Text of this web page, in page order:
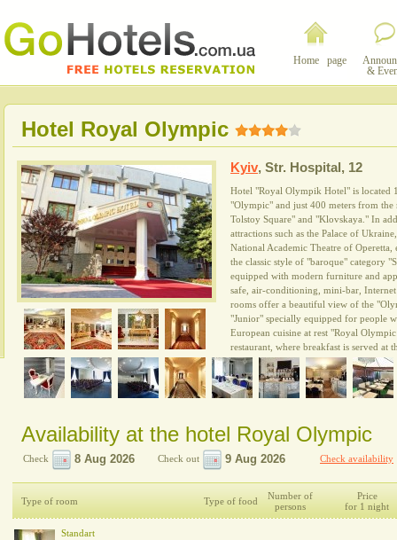
Home page
&
Hotel Royal Olympic
Kyiv, Str. Hospital, 12
Hotel "Royal Olympik Hotel" is located
"Olympic" and just 400 meters from the
Tolstoy Square" and "Klovskaya." In
attractions such as the Palace of
National Academic Theatre of
the classic style of "baroque" category
equipped with modern furniture and
safe, air-conditioning, mini-bar,
rooms offer a beautiful view of the
"Junior" specially equipped for people
European cuisine at rest "Royal
restaurant, where breakfast is served at
Availability at the hotel Royal Olympic
Check Check out Check availability
Type of room Type of food
Number of
persons
Price
for 1 night
Standart